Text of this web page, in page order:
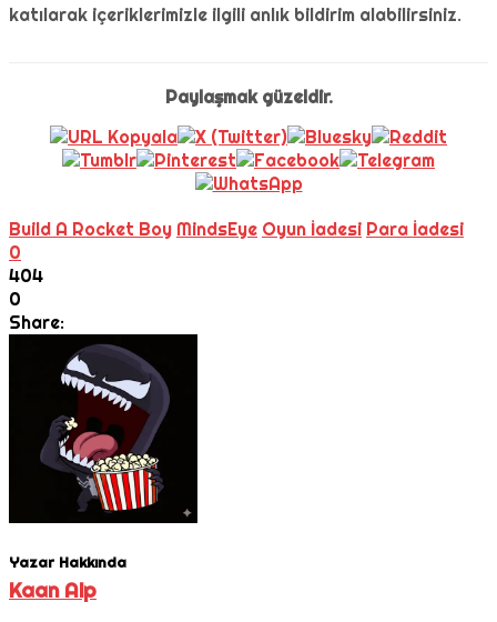
katılarak içeriklerimizle ilgili anlık bildirim alabilirsiniz.
Paylaşmak güzeldir.
Build A Rocket Boy MindsEye Oyun İadesi Para İadesi
0
404
0
Share:
Yazar Hakkında
Kaan Alp